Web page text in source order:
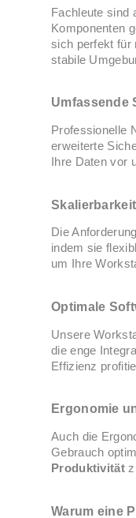
Fachleute sind
Komponenten
sich perfekt für
stabile
Umfassende
Professionelle
erweiterte
Ihre Daten vor
Die
indem sie
um Ihre
Optimale
Unsere
die enge
Effizienz
Ergonomie
Auch die
Gebrauch
Produktivität
Warum eine